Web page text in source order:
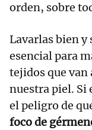
orden, sobre
Lavarlas bien y
esencial para
tejidos que van
nuestra piel. Si
el peligro de
foco de